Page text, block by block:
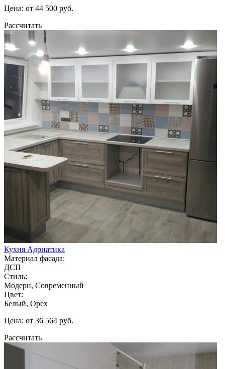
Цена: от 44 500 руб.
Рассчитать
Кухня Адриатика
Материал фасада:
ДСП
Стиль:
Модерн, Современный
Цвет:
Белый, Орех
Цена: от 36 564 руб.
Рассчитать